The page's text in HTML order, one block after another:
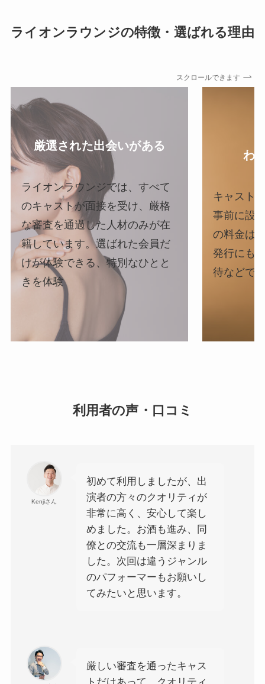
ライオンラウンジの特徴・選ばれる理由
スクロールできます
厳選された出会いがある
ライオンラウンジでは、すべて
のキャストが面接を受け、厳格
な審査を通過した人材のみが在
籍しています。選ばれた会員だ
けが体験できる、特別なひとと
きを体験
わ
キャスト
事前に設
の料金は
発行にも
待などで
利用者の声・口コミ
Kenjiさん
初めて利用しましたが、出
演者の方々のクオリティが
非常に高く、安心して楽し
めました。お酒も進み、同
僚との交流も一層深まりま
した。次回は違うジャンル
のパフォーマーもお願いし
てみたいと思います。
厳しい審査を通ったキャス